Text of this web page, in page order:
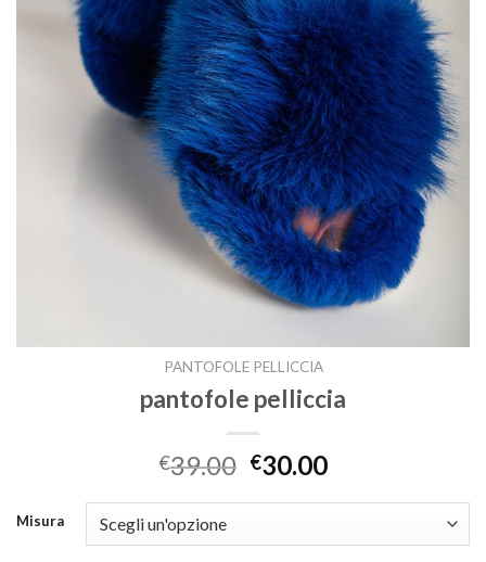
PANTOFOLE PELLICCIA
pantofole pelliccia
€39.00 €30.00
Misura